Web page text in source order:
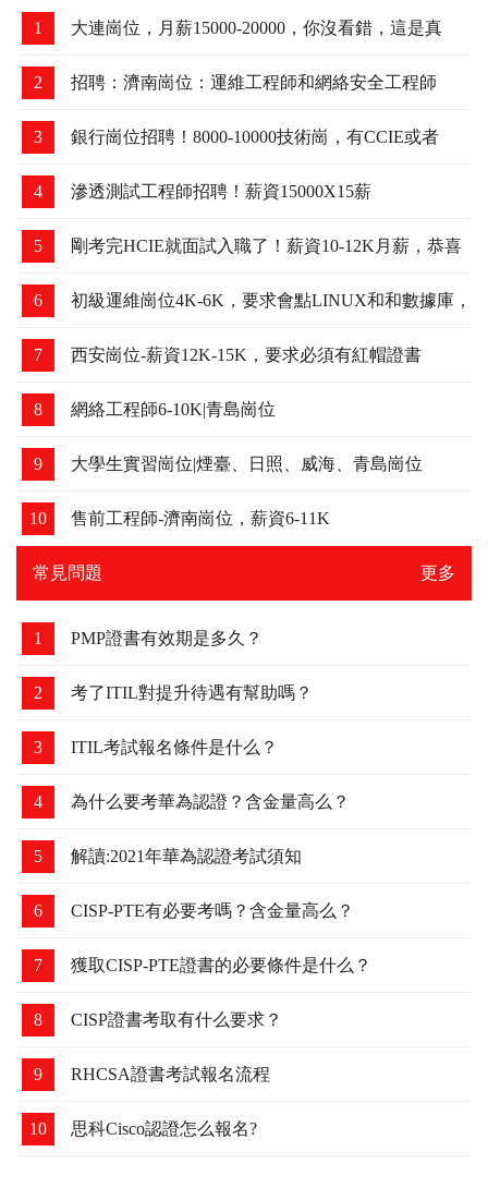
1 大連崗位，月薪15000-20000，你沒看錯，這是真
的！
2 招聘：濟南崗位：運維工程師和網絡安全工程師
3 銀行崗位招聘！8000-10000技術崗，有CCIE或者
HCIE優先
4 滲透測試工程師招聘！薪資15000X15薪
5 剛考完HCIE就面試入職了！薪資10-12K月薪，恭喜
6 初級運維崗位4K-6K，要求會點LINUX和和數據庫，
可以培養
7 西安崗位-薪資12K-15K，要求必須有紅帽證書
8 網絡工程師6-10K|青島崗位
9 大學生實習崗位|煙臺、日照、威海、青島崗位
10 售前工程師-濟南崗位，薪資6-11K
常見問題 更多
1 PMP證書有效期是多久？
2 考了ITIL對提升待遇有幫助嗎？
3 ITIL考試報名條件是什么？
4 為什么要考華為認證？含金量高么？
5 解讀:2021年華為認證考試須知
6 CISP-PTE有必要考嗎？含金量高么？
7 獲取CISP-PTE證書的必要條件是什么？
8 CISP證書考取有什么要求？
9 RHCSA證書考試報名流程
10 思科Cisco認證怎么報名?